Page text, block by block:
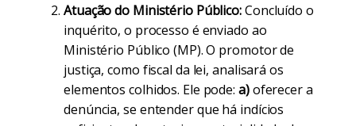
Atuação do Ministério Público:Concluído o
inquérito, o processo é enviado ao
Ministério Público (MP). O promotor de
justiça, como fiscal da lei, analisará os
elementos colhidos. Ele pode: a)oferecer a
denúncia, se entender que há indícios